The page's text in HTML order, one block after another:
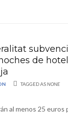
de
TAGGED ASNONE
al menos 25 euros